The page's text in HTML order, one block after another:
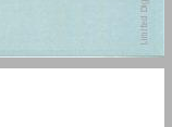
נרקיסים ... 3